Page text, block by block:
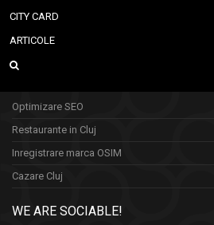
CITY CARD
ARTICOLE
Optimizare SEO
Restaurante in Cluj
Inregistrare marca OSIM
Cazare Cluj
WE ARE SOCIABLE!